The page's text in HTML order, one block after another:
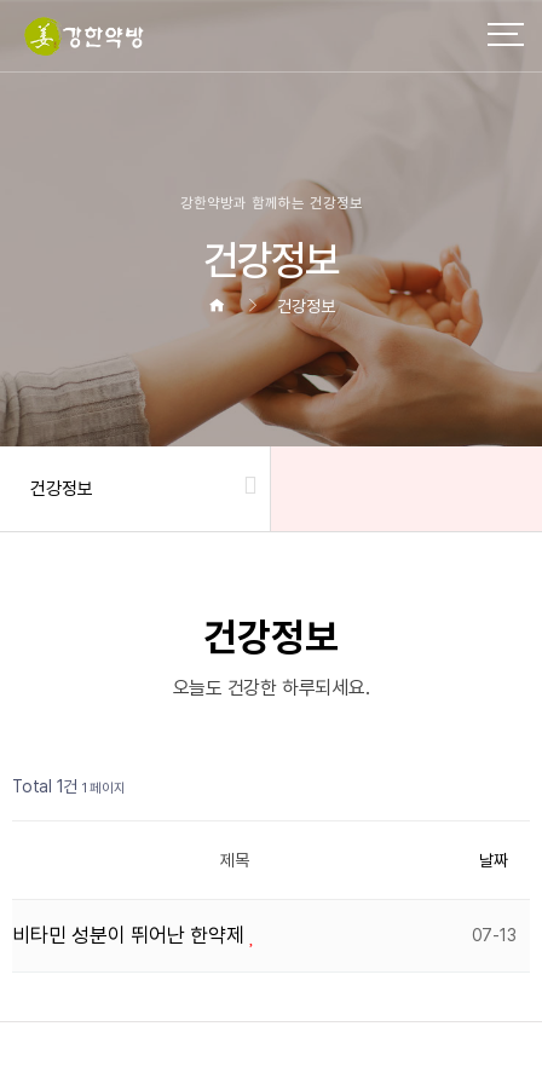
강한약방과 함께하는 건강정보
건강정보
건강정보
건강정보
건강정보
오늘도 건강한 하루되세요.
Total 1건 1 페이지
제목 날짜
비타민 성분이 뛰어난 한약제 07-13